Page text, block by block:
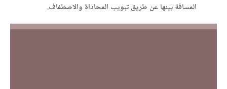
المسافة بينها عن طريق تبويب المحاذاة والاصطفاف.